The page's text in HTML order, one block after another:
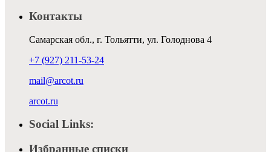
Контакты
Самарская обл., г. Тольятти, ул. Голоднова 4
+7 (927) 211-53-24
mail@arcot.ru
arcot.ru
Social Links:
Избранные списки